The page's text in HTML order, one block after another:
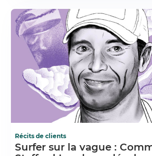
Récits de clients
Surfer sur la vague :